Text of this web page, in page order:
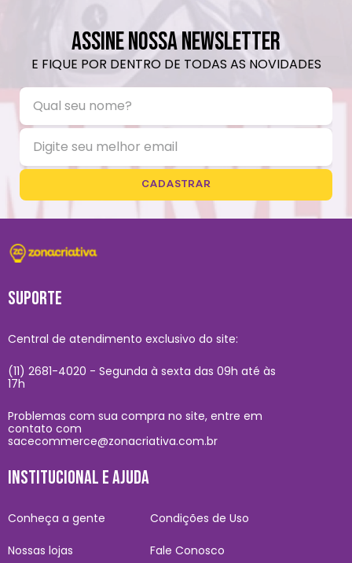
ASSINE NOSSA NEWSLETTER
E FIQUE POR DENTRO DE TODAS AS NOVIDADES
CADASTRAR
SUPORTE
Central de atendimento exclusivo do site:
(11) 2681-4020 - Segunda à sexta das 09h até às
17h
Problemas com sua compra no site, entre em
contato com
sacecommerce@zonacriativa.com.br
INSTITUCIONAL E AJUDA
Conheça a gente
Nossas lojas
Condições de Uso
Fale Conosco